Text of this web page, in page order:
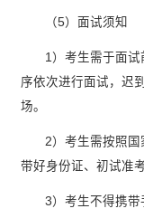
（5）面试须知
1）考生需于面
序依次进行面试，迟
场。
2）考生需按照
带好身份证、初试准
3）考生不得携